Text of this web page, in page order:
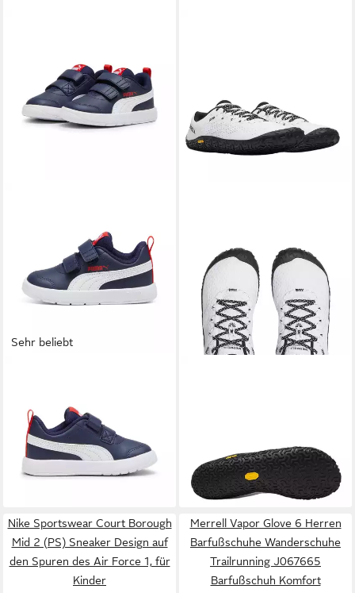
Sehr beliebt
Aktivitäten, mit Textil-
Innenmaterial, knöchelhoch
ab 21,99 € UVP27,95 €
-21%
+5
Nike Sportswear Court Borough
Mid 2 (PS) Sneaker Design auf
den Spuren des Air Force 1, für
Kinder
Merrell Vapor Glove 6 Herren
Barfußschuhe Wanderschuhe
Trailrunning J067665
Barfußschuh Komfort